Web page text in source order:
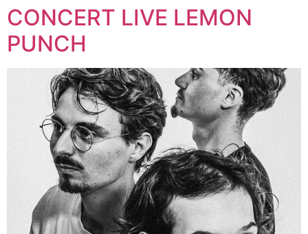
CONCERT LIVE LEMON
PUNCH